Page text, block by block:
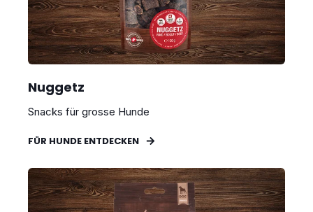
Nuggetz
Snacks für grosse Hunde
FÜR HUNDE ENTDECKEN